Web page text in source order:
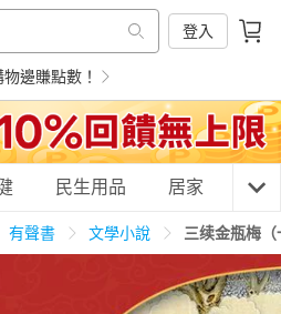
登入
邊賺點數！
民生用品
民生用品 居家 3C
有聲書 文學小說 三续金瓶梅